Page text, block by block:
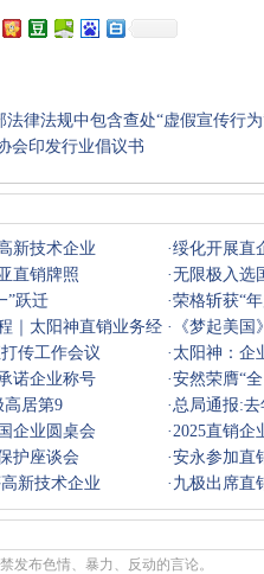
法律法规中包含查处“虚假宣传行为
会印发行业倡议书
新技术企业 ·绥化开展直
直销牌照 ·无限极入选
”跃迁 ·荣格斩获“
｜太阳神直销业务经 ·
《梦起美
传工作会议 · 太阳神：企
诺企业称号 ·安然荣膺“
高居第9 ·总局通报:去
企业圆桌会 ·2025直销企
护座谈会 ·安永参加直
新技术企业 · 九极出席直
发布色情、暴力、反动的言论。